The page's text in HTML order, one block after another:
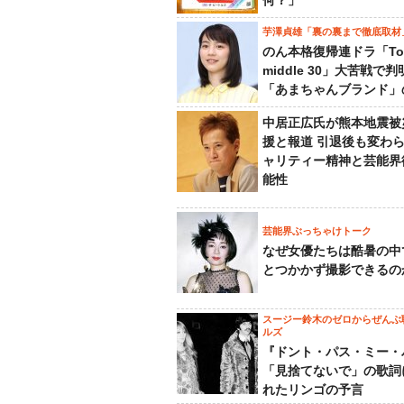
芋澤貞雄「裏の裏まで徹底取材
のん本格復帰連ドラ「
middle 30」大苦戦で判
「あまちゃんブランド
中居正広氏が熊本地震
援と報道 引退後も変わ
ャリティー精神と芸能
能性
芸能界ぶっちゃけトーク
なぜ女優たちは酷暑の
とつかかず撮影できる
スージー鈴木のゼロからぜん
ルズ
『ドント・パス・ミー
「見捨てないで」の歌
れたリンゴの予言